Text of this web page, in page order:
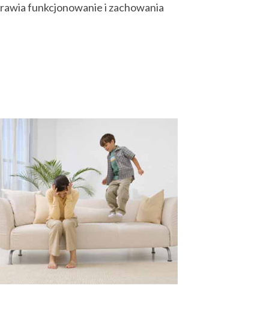
funkcjonowanie i zachowania